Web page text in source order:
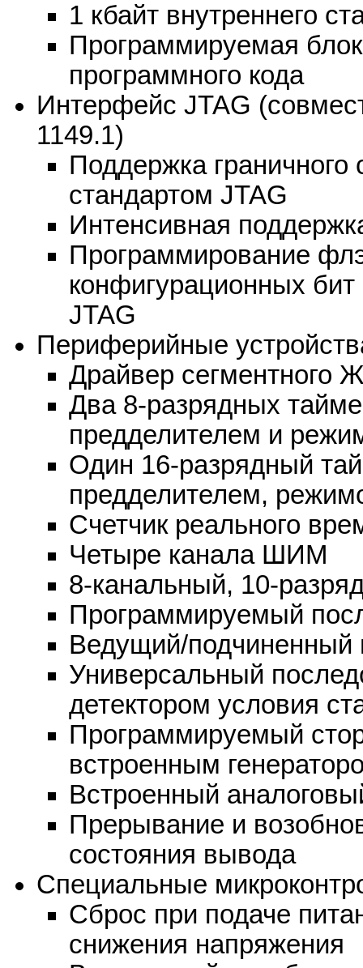
1 кбайт внутреннего
Программируемая
программного кода
Интерфейс JTAG
1149.1)
Поддержка граничного
стандартом JTAG
Интенсивная
Программирование
конфигурационных
JTAG
Периферийные
Драйвер сегментного
Два 8-разрядных
предделителем и
Один 16-разрядный
предделителем,
Счетчик реального
Четыре канала ШИМ
8-канальный, 10-
Программируемый
Ведущий/подчиненный
Универсальный
детектором условия
Программируемый
встроенным
Встроенный
Прерывание и
состояния вывода
Специальные
Сброс при подаче
снижения напряжения